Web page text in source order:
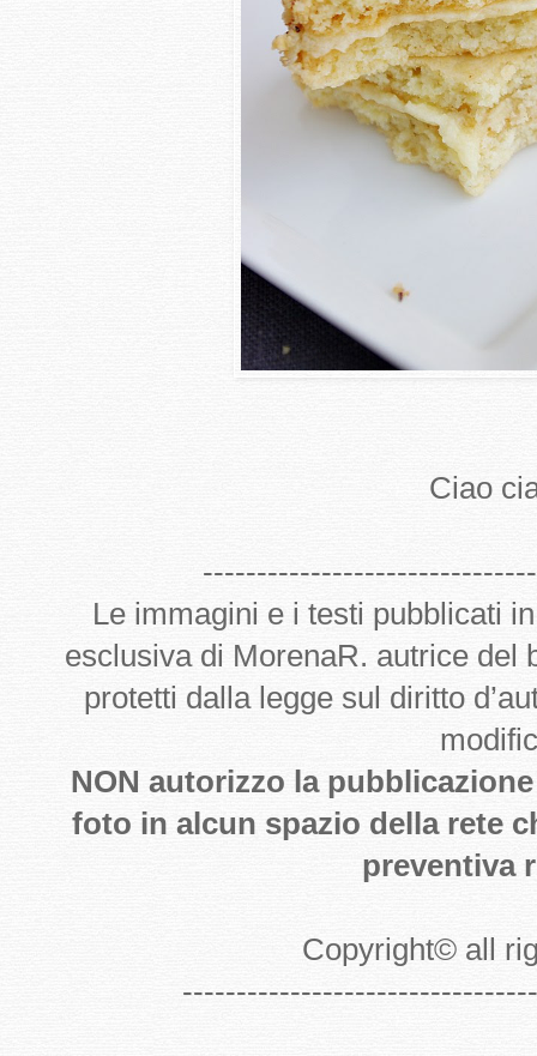
Ciao
Le immagini e i testi pubblicati
esclusiva di MorenaR. autrice del
protetti dalla legge sul diritto
NON autorizzo la
foto in alcun spazio della rete
preventiva
Copyright© all